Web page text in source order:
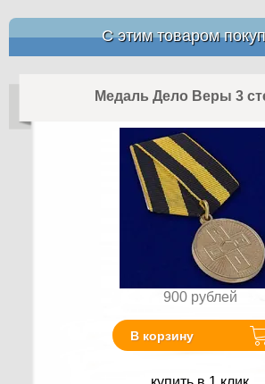
С этим товаром
Медаль Дело Веры 3
900 рублей
В корзину